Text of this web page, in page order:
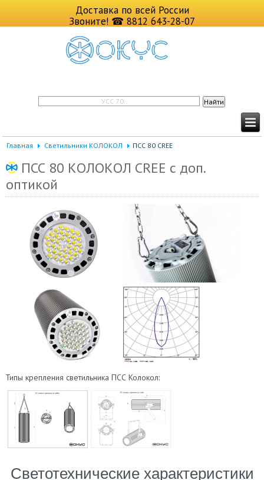
Доставка по всей России
Звоните! ☎ 8812 643-28-07
Главная Светильники КОЛОКОЛ ПСС 80 CREE
ПСС 80 КОЛОКОЛ CREE с доп.
оптикой
Типы крепления светильника ПСС Колокол:
Светотехнические характеристики